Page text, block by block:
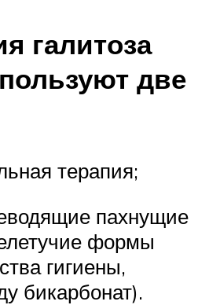
галитоза
две
терапия;
пахнущие
формы
гигиены,
бикарбонат).